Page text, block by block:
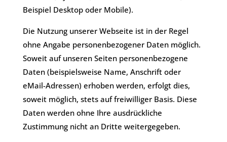
Beispiel Desktop oder Mobile).
Die Nutzung unserer Webseite ist in der Regel
ohne Angabe personenbezogener Daten möglich.
Soweit auf unseren Seiten personenbezogene
Daten (beispielsweise Name, Anschrift oder
eMail-Adressen) erhoben werden, erfolgt dies,
soweit möglich, stets auf freiwilliger Basis. Diese
Daten werden ohne Ihre ausdrückliche
Zustimmung nicht an Dritte weitergegeben.